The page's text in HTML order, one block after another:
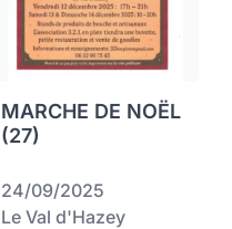
MARCHE DE NOËL
(27)
24/09/2025
Le Val d'Hazey